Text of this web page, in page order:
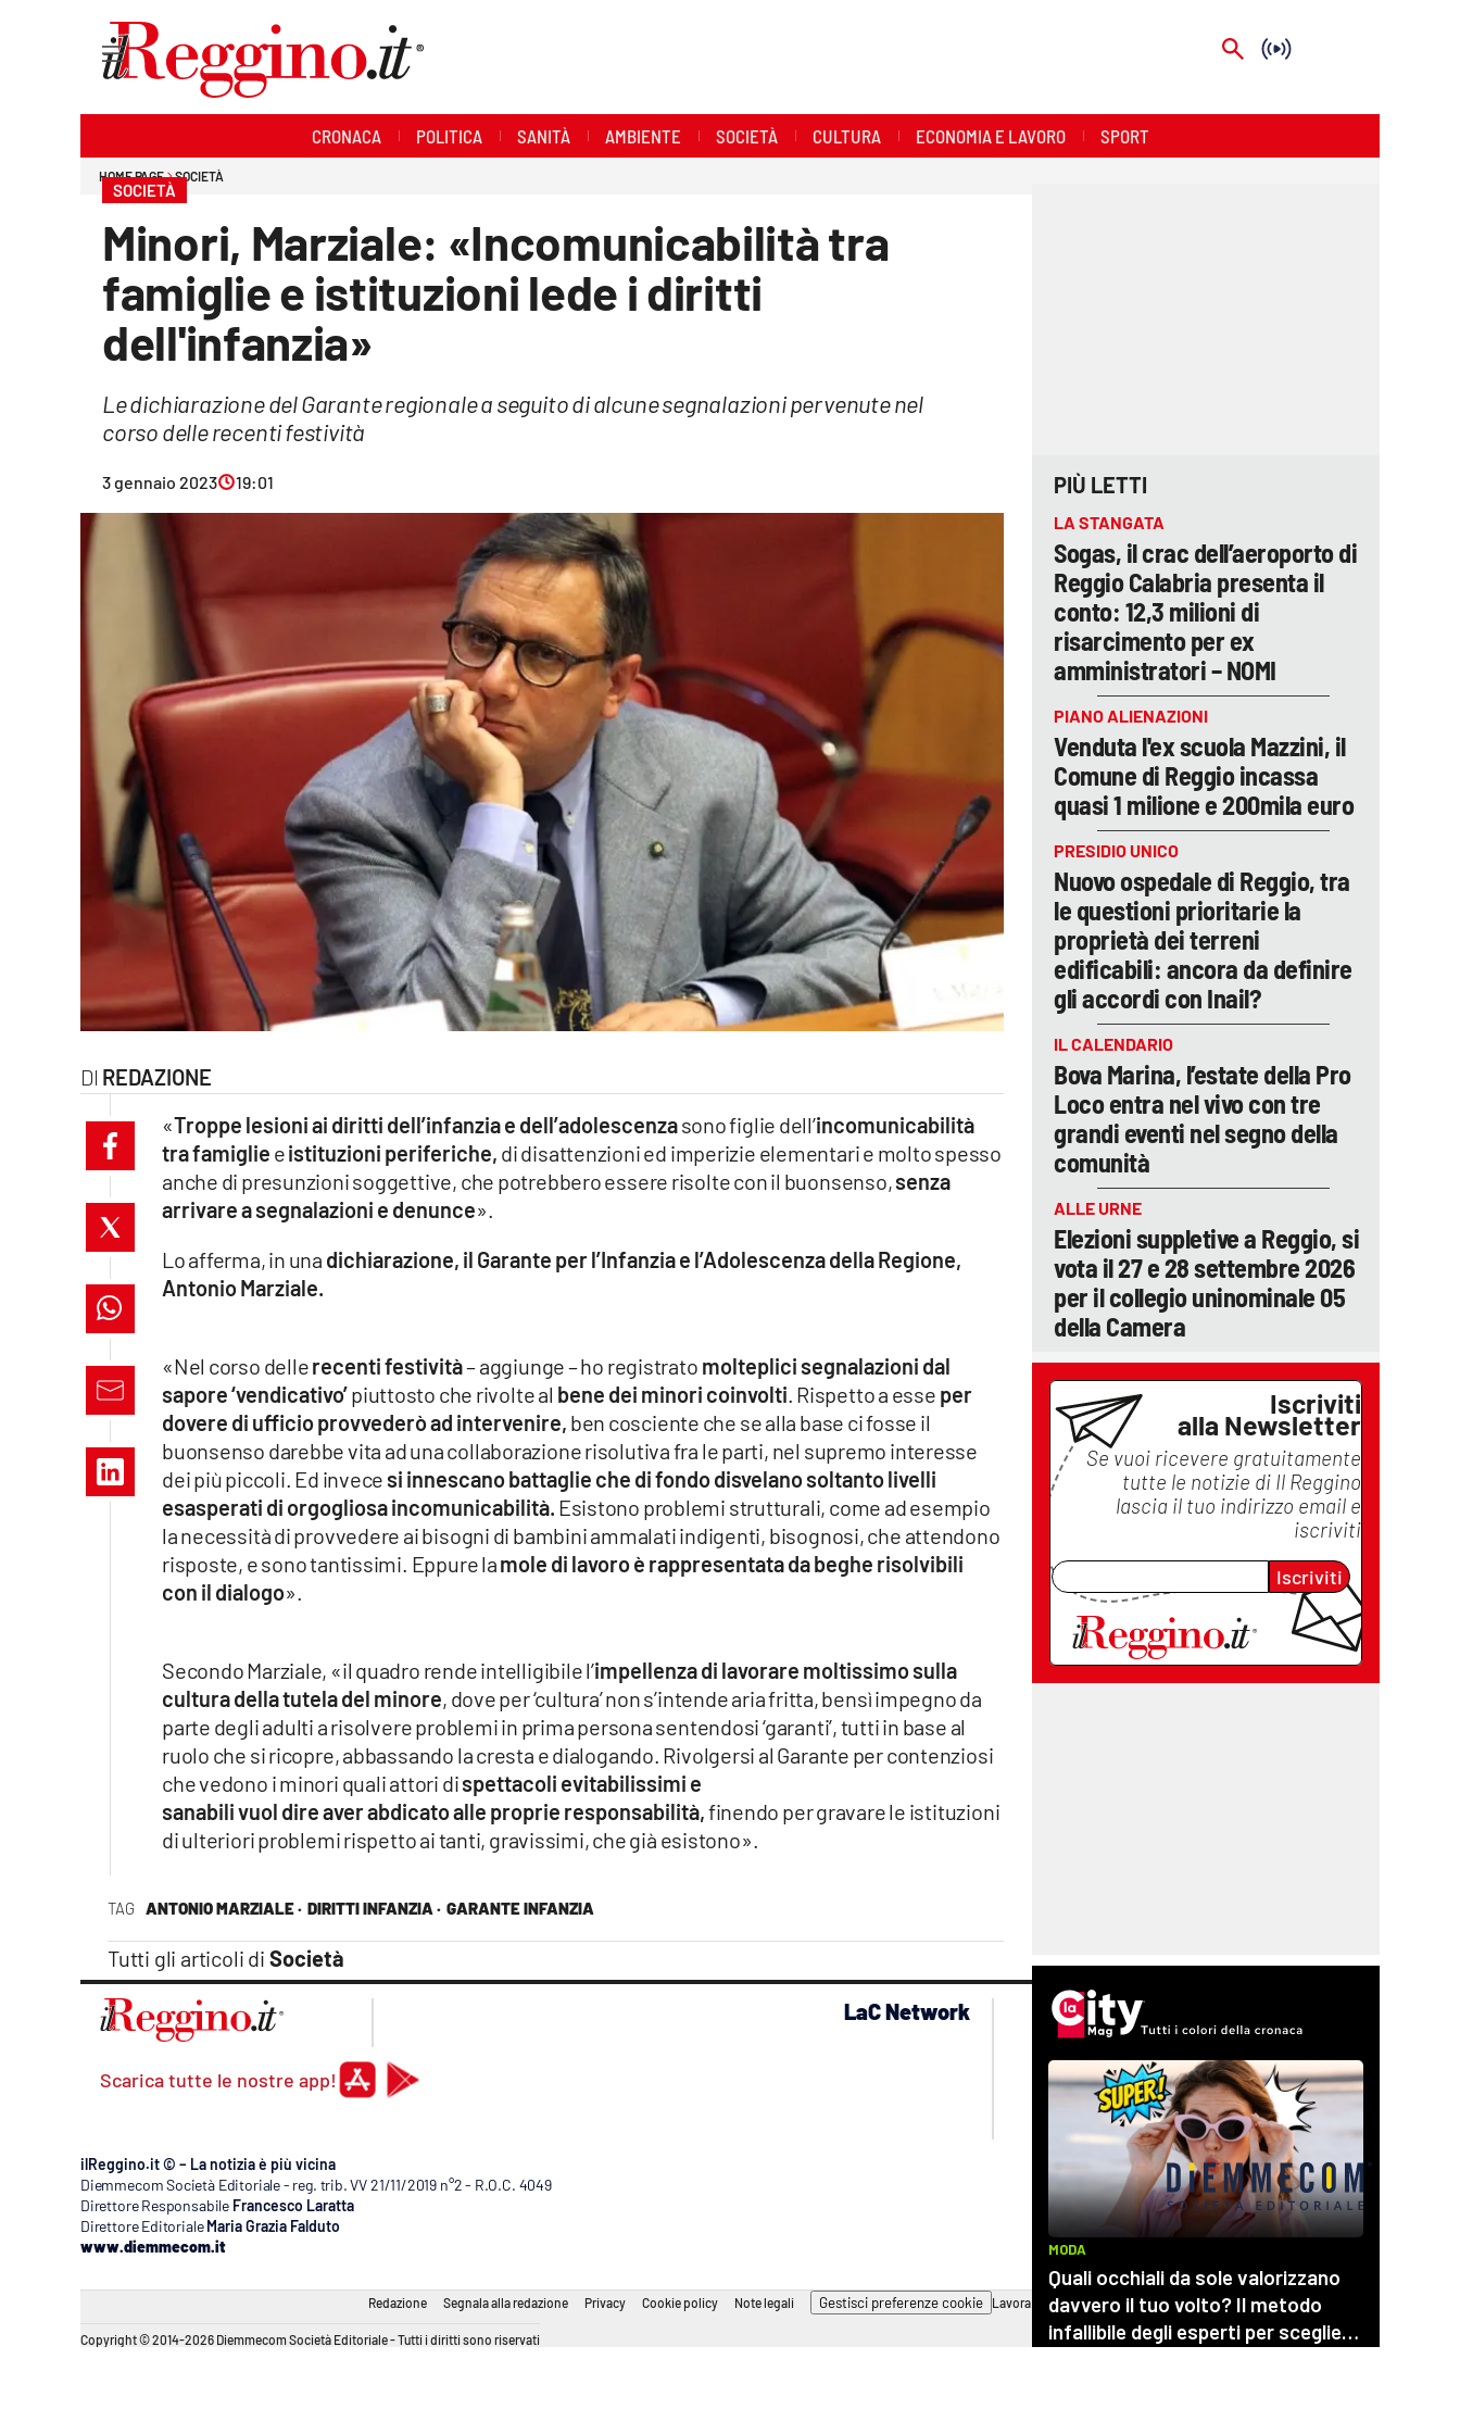
ilvibonese.it
catanzarochannel.it
lacapitalenews.it
Vai
CRONACA POLITICA SANITÀ AMBIENTE SOCIETÀ CULTURA ECONOMIA E LAVORO SPORT
HOME PAGE SOCIETÀ
SOCIETÀ
Minori, Marziale: «Incomunicabilità tra
famiglie e istituzioni lede i diritti
dell'infanzia»
Le dichiarazione del Garante regionale a seguito di alcune segnalazioni pervenute nel
corso delle recenti festività
3 gennaio 2023 19:01
REDAZIONE
TAG ANTONIO MARZIALE · DIRITTI INFANZIA · GARANTE INFANZIA
Tutti gli articoli di Società
«Troppe lesioni ai diritti dell’infanzia e dell’adolescenzasono figlie dell’incomunicabilità
tra famiglie eistituzioni periferiche, di disattenzioni ed imperizie elementari e molto spesso
anche di presunzioni soggettive, che potrebbero essere risolte con il buonsenso,senza
arrivare a segnalazioni e denunce».
Lo afferma, in una dichiarazione, il Garante per l’Infanzia e l’Adolescenza della Regione,
Antonio Marziale.
«Nel corso dellerecenti festività– aggiunge – ho registrato molteplici segnalazioni dal
sapore ‘vendicativo’piuttosto che rivolte al bene dei minori coinvolti. Rispetto a esse per
dovere di ufficio provvederò ad intervenire, ben cosciente che se alla base ci fosse il
buonsenso darebbe vita ad una collaborazione risolutiva fra le parti, nel supremo interesse
dei più piccoli. Ed invece si innescano battaglie che di fondo disvelano soltanto livelli
esasperati di orgogliosa incomunicabilità. Esistono problemi strutturali, come ad esempio
la necessità di provvedere ai bisogni di bambini ammalati indigenti, bisognosi, che attendono
risposte, e sono tantissimi. Eppure lamole di lavoro è rappresentata da beghe risolvibili
con il dialogo».
Secondo Marziale, «il quadro rende intelligibile l’impellenza di lavorare moltissimo sulla
cultura della tutela del minore, dove per ‘cultura’ non s’intende aria fritta, bensì impegno da
parte degli adulti a risolvere problemi in prima persona sentendosi ‘garanti’, tutti in base al
ruolo che si ricopre, abbassando la cresta e dialogando. Rivolgersi al Garante per contenziosi
che vedono i minori quali attori dispettacoli evitabilissimi e
sanabili vuol dire aver abdicato alle proprie responsabilità,finendo per gravare le istituzioni
di ulteriori problemi rispetto ai tanti, gravissimi, che già esistono».
PIÙ LETTI
LA STANGATA
Sogas, il crac dell’aeroporto di
Reggio Calabria presenta il
conto: 12,3 milioni di
risarcimento per ex
amministratori – NOMI
PIANO ALIENAZIONI
Venduta l'ex scuola Mazzini, il
Comune di Reggio incassa
quasi 1 milione e 200mila euro
PRESIDIO UNICO
Nuovo ospedale di Reggio, tra
le questioni prioritarie la
proprietà dei terreni
edificabili: ancora da definire
gli accordi con Inail?
IL CALENDARIO
Bova Marina, l’estate della Pro
Loco entra nel vivo con tre
grandi eventi nel segno della
comunità
ALLE URNE
Elezioni suppletive a Reggio, si
vota il 27 e 28 settembre 2026
per il collegio uninominale 05
della Camera
Iscriviti
alla Newsletter
Se vuoi ricevere gratuitamente
tutte le notizie di Il Reggino
lascia il tuo indirizzo email e
iscriviti
Iscriviti
Scarica tutte le nostre app!
LaC Network
lacplay.it
lactv.it
laconair.it
lacapitalenews.it
cosenzachannel.it
ilvibonese.it
catanzarochannel.it
ilReggino.it © – La notizia è più vicina
Diemmecom Società Editoriale - reg. trib. VV 21/11/2019 n°2 - R.O.C. 4049
Direttore Responsabile Francesco Laratta
Direttore Editoriale Maria Grazia Falduto
www.diemmecom.it
Redazione Segnala alla redazione Privacy Cookie policy Note legali Gestisci preferenze cookie Lavora con noi
Copyright © 2014-2026 Diemmecom Società Editoriale - Tutti i diritti sono riservati